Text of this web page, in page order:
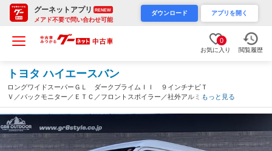
グーネットアプリ RENEW
メアド不要で問い合わせ可能
ダウンロード アプリを開く
0
お気に入り 閲覧履歴
トヨタ ハイエースバン
ロングワイドスーパーＧＬ ダークプライムＩＩ ９インチナビＴ
Ｖ／バックモニター／ＥＴＣ／フロントスポイラー／社外アルミ／
スマートキー＆プッシュスタート／ＬＥＤヘッドライト／セーフテ
ィセンス／両側パワースライドドア／ベッドキット／ＬＥＤテール
（愛知県）
もっと見る